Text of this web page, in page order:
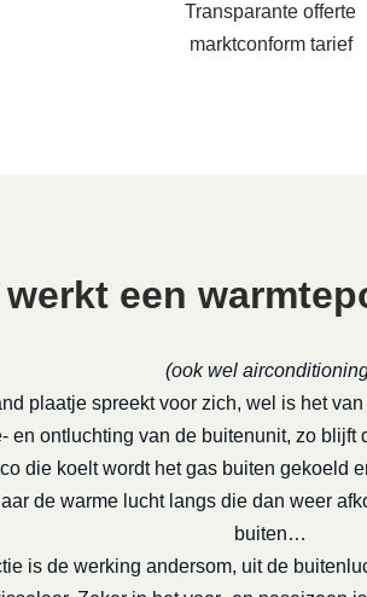
Transparante offerte
marktconform tarief
werkt een
(ook wel
plaatje spreekt voor zich, wel is het
en ontluchting van de buitenunit, zo blijft
die koelt wordt het gas buiten gekoeld
de warme lucht langs die dan weer
buiten…
is de werking andersom, uit de